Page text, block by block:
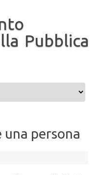
Pubblica
persona